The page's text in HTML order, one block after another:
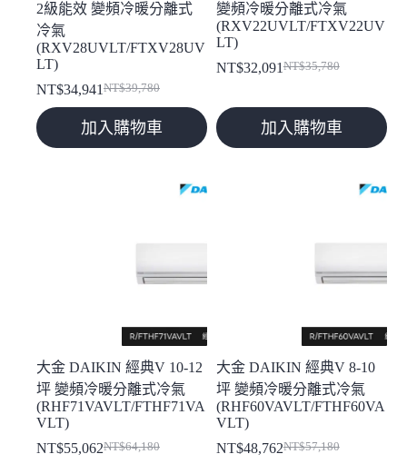
2級能效 變頻冷暖分離式
冷氣
(RXV28UVLT/FTXV28UV
LT)
NT$39,780
原
始
價
NT$34,941
目
前
價
加入購物車
變頻冷暖分離式冷氣
(RXV22UVLT/FTXV22UV
LT)
NT$35,780
原
價
格：
NT$32,091
目
價
格：
加入購物車
大金 DAIKIN 經典V 10-12
坪 變頻冷暖分離式冷氣
(RHF71VAVLT/FTHF71VA
VLT)
NT$64,180
原
NT$55,062
目
大金 DAIKIN 經典V 8-10
坪 變頻冷暖分離式冷氣
(RHF60VAVLT/FTHF60VA
VLT)
NT$57,180
原
NT$48,762
目